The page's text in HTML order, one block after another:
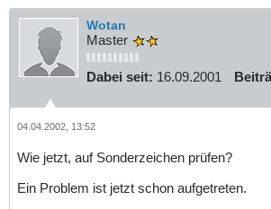
Wotan
Master
Dabei seit: 16.09.2001
04.04.2002, 13:52
Wie jetzt, auf Sonderzeichen prüfen?
Ein Problem ist jetzt schon aufgetreten.